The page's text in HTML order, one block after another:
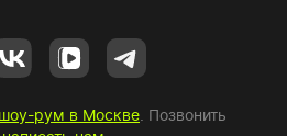
шоу-рум в Москве . Позвонить